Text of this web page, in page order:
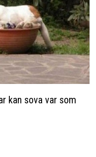
kan sova var som